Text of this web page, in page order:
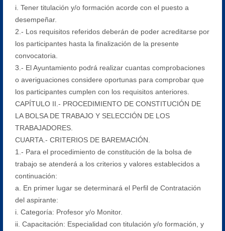
i. Tener titulación y/o formación acorde con el puesto a
desempeñar.
2.- Los requisitos referidos deberán de poder acreditarse por
los participantes hasta la finalización de la presente
convocatoria.
3.- El Ayuntamiento podrá realizar cuantas comprobaciones
o averiguaciones considere oportunas para comprobar que
los participantes cumplen con los requisitos anteriores.
CAPÍTULO II.- PROCEDIMIENTO DE CONSTITUCIÓN DE
LA BOLSA DE TRABAJO Y SELECCIÓN DE LOS
TRABAJADORES.
CUARTA.- CRITERIOS DE BAREMACIÓN.
1.- Para el procedimiento de constitución de la bolsa de
trabajo se atenderá a los criterios y valores establecidos a
continuación:
a. En primer lugar se determinará el Perfil de Contratación
del aspirante:
i. Categoría: Profesor y/o Monitor.
ii. Capacitación: Especialidad con titulación y/o formación, y